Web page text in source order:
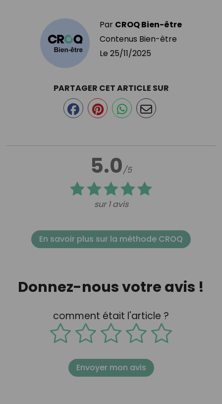
Par CROQ Bien-être
Contenus Bien-être
Le 25/11/2025
5.0/5
sur 1 avis
PARTAGER CET ARTICLE SUR
En savoir plus sur la méthode CROQ
Donnez-nous votre avis !
comment était l'article ?
Envoyer mon avis